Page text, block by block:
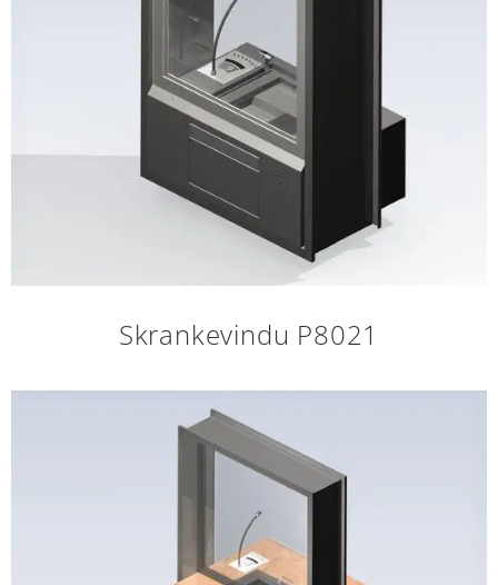
Skrankevindu P8021